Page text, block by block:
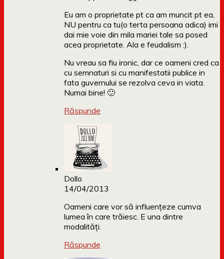
Eu am o proprietate pt ca am muncit pt ea,
NU pentru ca tu(o terta persoana adica) imi
dai mie voie din mila mariei tale sa posed
acea proprietate. Ala e feudalism :).
Nu vreau sa fiu ironic, dar ce oameni cred ca
cu semnaturi si cu manifestatii publice in
fata guvernului se rezolva ceva in viata.
Numai bine! 🙂
Răspunde
Dollo
14/04/2013
Oameni care vor să influențeze cumva
lumea în care trăiesc. E una dintre
modalități.
Răspunde